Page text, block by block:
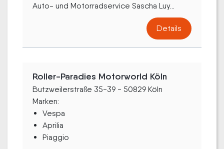
Auto- und Motorradservice Sascha Luy...
Details
Roller-Paradies Motorworld Köln
Butzweilerstraße 35-39 - 50829 Köln
Marken:
Vespa
Aprilia
Piaggio